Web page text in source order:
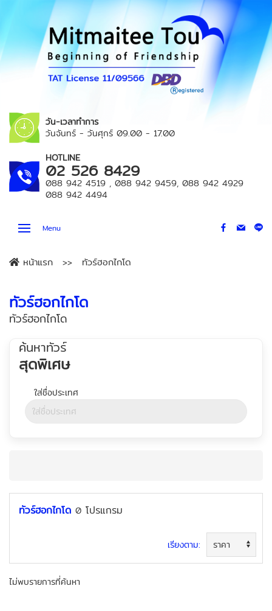
วัน-เวลาทำการ
วันจันทร์ - วันศุกร์ 09.00 - 17.00
HOTLINE
02 526 8429
088 942 4519 , 088 942 9459, 088 942 4929
088 942 4494
Menu
หน้าแรก ทัวร์ฮอกไกโด
ทัวร์ฮอกไกโด
ทัวร์ฮอกไกโด
ค้นหาทัวร์
สุดพิเศษ
ทัวร์ฮอกไกโด 0 โปรแกรม
เรียงตาม:
ไม่พบรายการที่ค้นหา